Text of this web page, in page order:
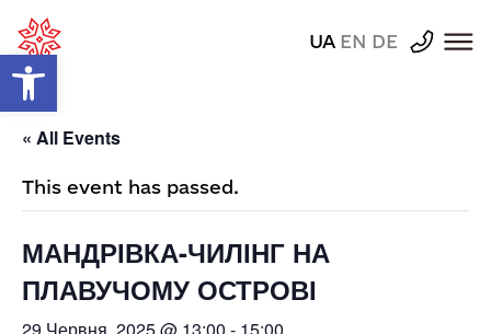
Відкрити Панель інструментів
UA EN DE
« All Events
This event has passed.
МАНДРІВКА-ЧИЛІНГ НА
ПЛАВУЧОМУ ОСТРОВІ